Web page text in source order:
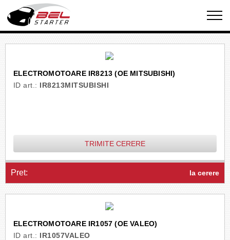
ELECTROMOTOARE IR8213 (OE MITSUBISHI)
ID art.: IR8213MITSUBISHI
TRIMITE CERERE
Pret: la cerere
ELECTROMOTOARE IR1057 (OE VALEO)
ID art.: IR1057VALEO